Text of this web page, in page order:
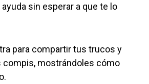
sin esperar a que te lo
para compartir tus trucos y
mostrándoles cómo